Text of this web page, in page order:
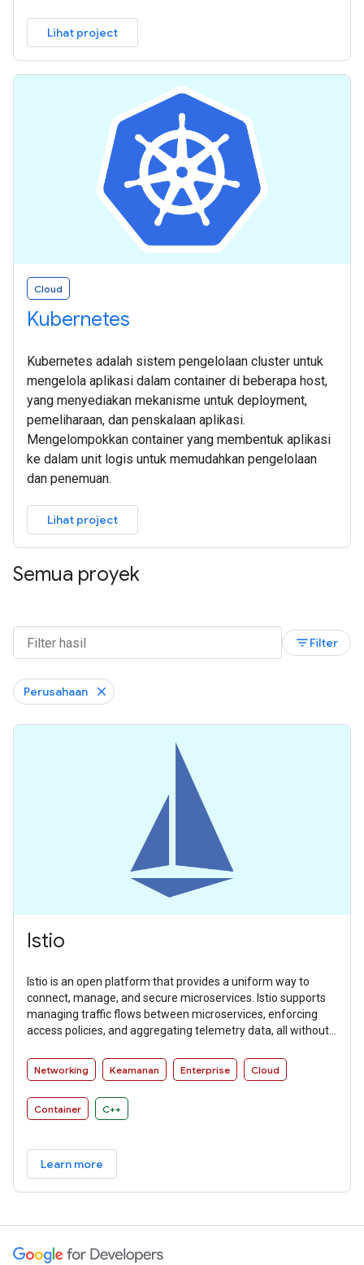
Lihat project
Cloud
Kubernetes
Kubernetes adalah sistem pengelolaan cluster untuk
mengelola aplikasi dalam container di beberapa host,
yang menyediakan mekanisme untuk deployment,
pemeliharaan, dan penskalaan aplikasi.
Mengelompokkan container yang membentuk aplikasi
ke dalam unit logis untuk memudahkan pengelolaan
dan penemuan.
Lihat project
Semua proyek
filter_listFilter
Perusahaan
Istio
Istio is an open platform that provides a uniform way to
connect, manage, and secure microservices. Istio supports
managing traffic flows between microservices, enforcing
access policies, and aggregating telemetry data, all without
Networking Keamanan Enterprise Cloud
Container C++
Learn more